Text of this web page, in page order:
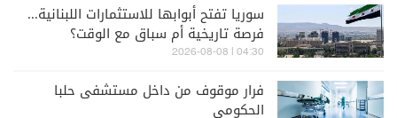
سوريا تفتح أبوابها للاستثمارات اللبنانية...
فرصة تاريخية أم سباق مع الوقت؟
04:30 | 2026-08-08
فرار موقوف من داخل مستشفى حلبا
الحكومي